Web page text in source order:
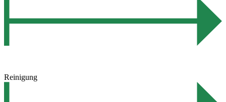
Reinigung